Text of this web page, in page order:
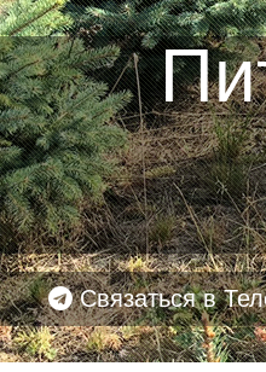
Связаться в